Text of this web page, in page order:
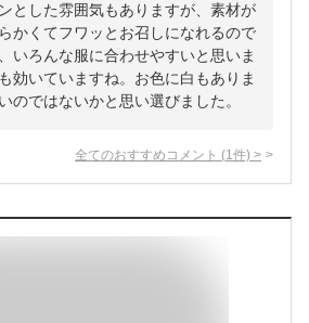
とした雰囲気もありますが、素材が
かくてフワッとお召しになれるので
いろんな服に合わせやすいと思いま
効いていますね。お色に白もありま
のではないかと思い選びました。
全てのおすすめコメント (1 件) >